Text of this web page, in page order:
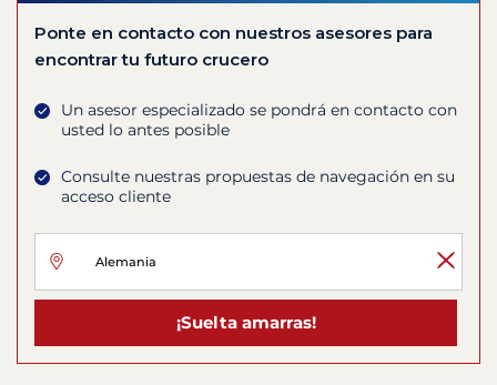
Ponte en contacto con nuestros asesores para
encontrar tu futuro crucero
Un asesor especializado se pondrá en contacto con
usted lo antes posible
Consulte nuestras propuestas de navegación en su
acceso cliente
¡Suelta amarras!